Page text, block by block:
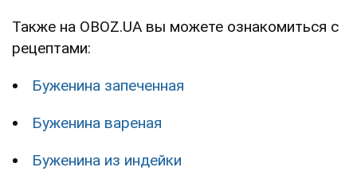
Также на OBOZ.UA вы можете ознакомиться с
рецептами:
Буженина запеченная
Буженина вареная
Буженина из индейки